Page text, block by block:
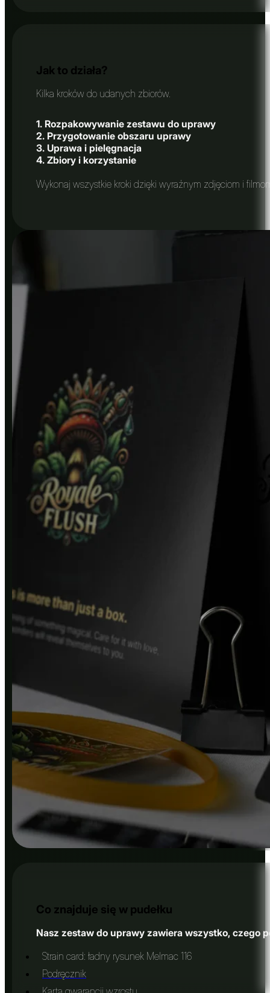
Jak to działa?
Kilka kroków do udanych zbiorów.
1. Rozpakowywanie zestawu do uprawy
2. Przygotowanie obszaru uprawy
3. Uprawa i pielęgnacja
4. Zbiory i korzystanie
Wykonaj wszystkie kroki dzięki wyraźnym zdjęciom i
Co znajduje się w pudełku
Nasz zestaw do uprawy zawiera wszystko, czego
Strain card: ładny rysunek Melmac 116
Podręcznik